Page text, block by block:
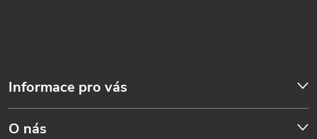
Informace pro vás
O nás